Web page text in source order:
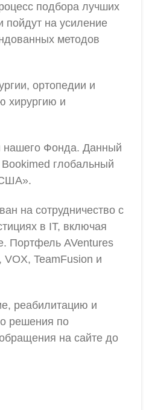
подбора лучших
пойдут на усиление
методов
ортопедии и
хирургию и
нашего Фонда. Данный
глобальный
США».
на сотрудничество с
в IT, включая
Портфель AVentures
TeamFusion и
реабилитацию и
решения по
на сайте до